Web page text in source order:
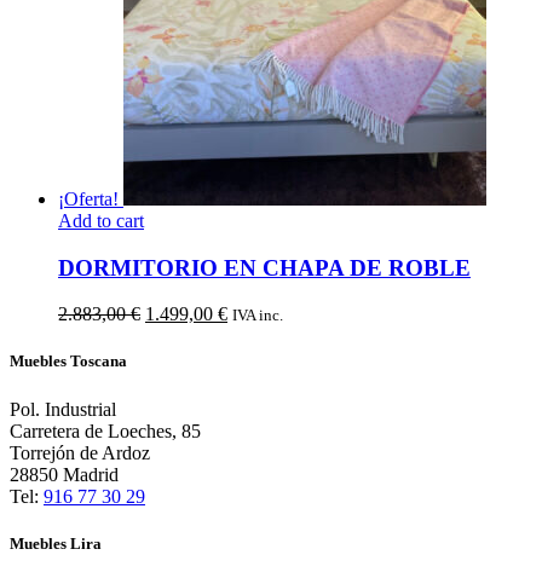
¡Oferta!
Add to cart
DORMITORIO EN CHAPA DE ROBLE
2.883,00€ El
1.499,00 €ElIVA inc.
Muebles Toscana
Pol. Industrial
Carretera de Loeches, 85
Torrejón de Ardoz
28850 Madrid
Tel: 916 77 30 29
Muebles Lira